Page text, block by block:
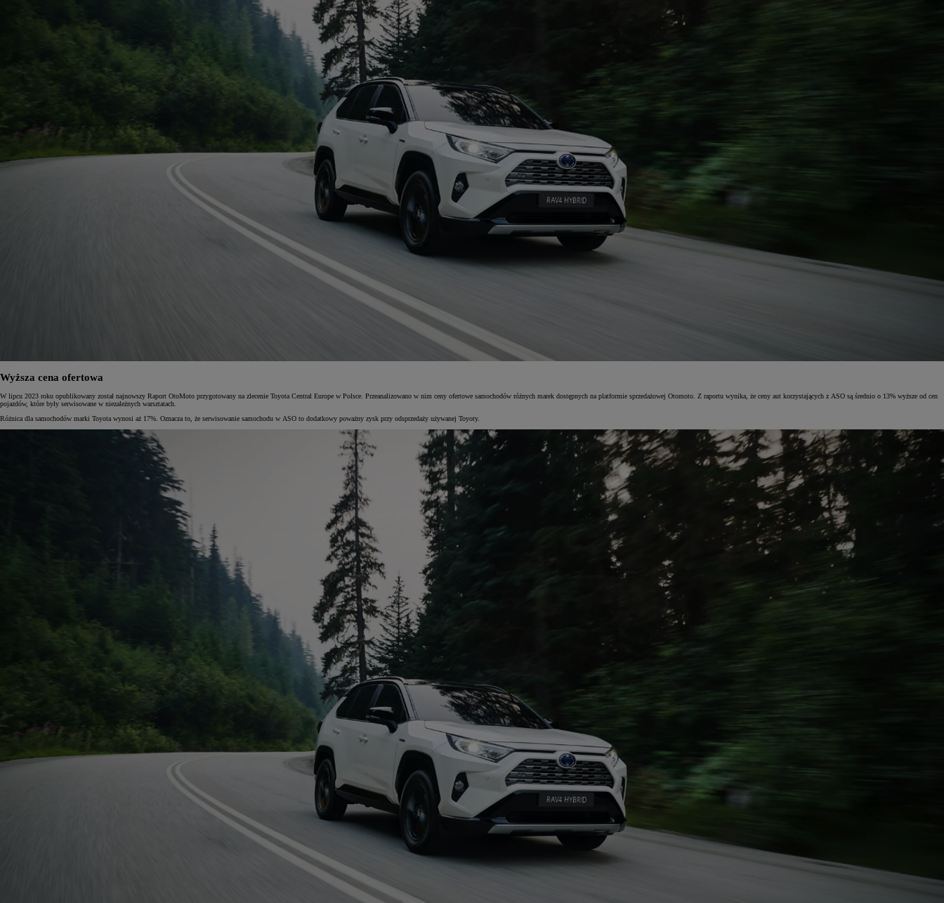
Wyższa cena ofertowa
W lipcu 2023 roku opublikowany został najnowszy Raport OtoMoto przygotowany na zlecenie Toyota Central Europe w Polsce. Przeanalizowano w nim ceny ofertowe samochodów różnych marek dostępnych na platformie sprzedażowej Otomoto. Z raportu wynika, że ceny aut korzystających z ASO są średnio o 13% wyższe od cen
pojazdów, które były serwisowane w niezależnych warsztatach.
Różnica dla samochodów marki Toyota wynosi aż 17%. Oznacza to, że serwisowanie samochodu w ASO to dodatkowy poważny zysk przy odsprzedaży używanej Toyoty.